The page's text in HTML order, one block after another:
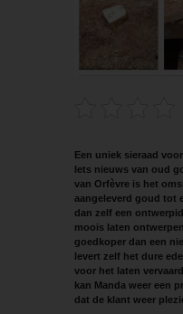
Een uniek sieraad
Iets nieuws van oud
van Orfèvre is het
aangeleverd goud tot
dan zelf een
moois laten
goedkoper dan een
levert zelf het dure
voor het laten
kan Manda weer een
dat de klant weer